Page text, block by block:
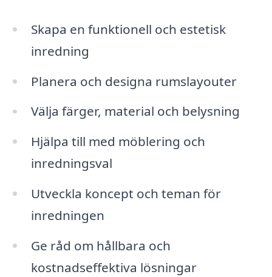
Skapa en funktionell och estetisk
inredning
Planera och designa rumslayouter
Välja färger, material och belysning
Hjälpa till med möblering och
inredningsval
Utveckla koncept och teman för
inredningen
Ge råd om hållbara och
kostnadseffektiva lösningar